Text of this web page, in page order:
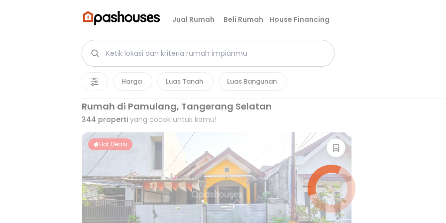
Jual Rumah Beli Rumah House Financing
Harga Luas Tanah Luas Bangunan
Rumah di Pamulang, Tangerang Selatan
344 properti yang cocok untuk kamu!
Hot Deals